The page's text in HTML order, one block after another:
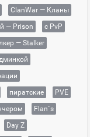
ClanWar — Кланы
— Prison
с PvP
— Stalker
пиратские
PVE
Flan`s
Day Z